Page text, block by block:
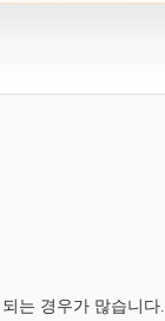
는 경우가 많습니다.